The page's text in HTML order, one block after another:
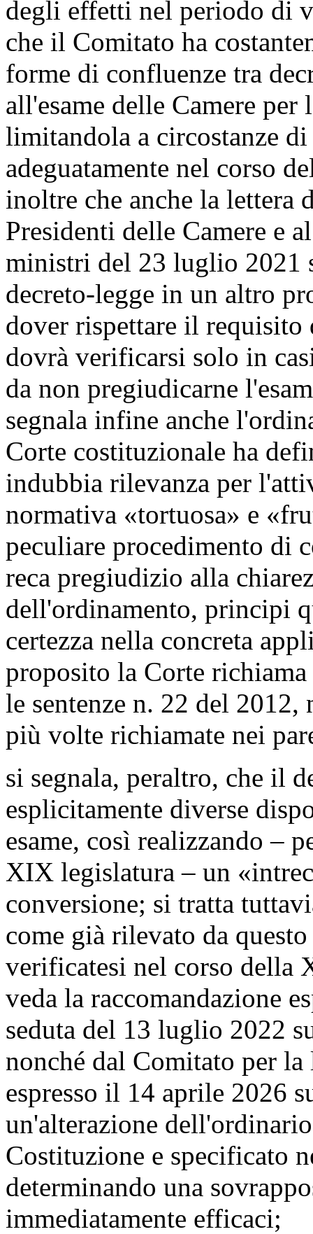
degli effetti nel periodo di
che il Comitato ha
forme di confluenze tra
all'esame delle Camere
limitandola a circostanze
adeguatamente nel corso
inoltre che anche la lettera
Presidenti delle Camere e
ministri del 23 luglio 2021
decreto-legge in un altro
dover rispettare il
dovrà verificarsi solo in
da non pregiudicarne
segnala infine anche
Corte costituzionale ha
indubbia rilevanza per
normativa «tortuosa» e
peculiare procedimento di
reca pregiudizio alla
dell'ordinamento, principi
certezza nella concreta
proposito la Corte richiama
le sentenze n. 22 del
più volte richiamate nei
si segnala, peraltro, che il
esplicitamente diverse
esame, così realizzando –
XIX legislatura – un
conversione; si tratta
come già rilevato da
verificatesi nel corso della
veda la raccomandazione
seduta del 13 luglio 2022
nonché dal Comitato per la
espresso il 14 aprile 2026
un'alterazione
Costituzione e specificato
determinando una
immediatamente efficaci;